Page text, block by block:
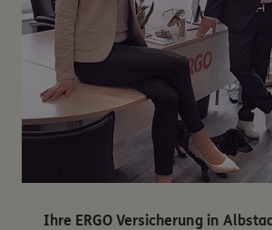
Ihre ERGO Versicherung in